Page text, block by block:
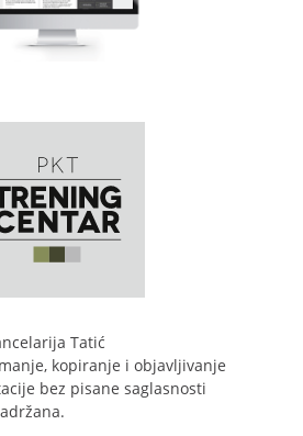
Tatić
kopiranje i objavljivanje
bez pisane saglasnosti